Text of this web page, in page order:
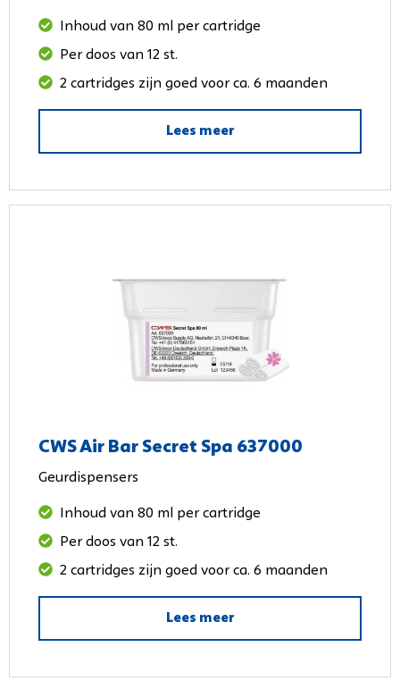
Inhoud van 80 ml per cartridge
Per doos van 12 st.
2 cartridges zijn goed voor ca. 6 maanden
Lees meer
CWS Air Bar Secret Spa 637000
Geurdispensers
Inhoud van 80 ml per cartridge
Per doos van 12 st.
2 cartridges zijn goed voor ca. 6 maanden
Lees meer